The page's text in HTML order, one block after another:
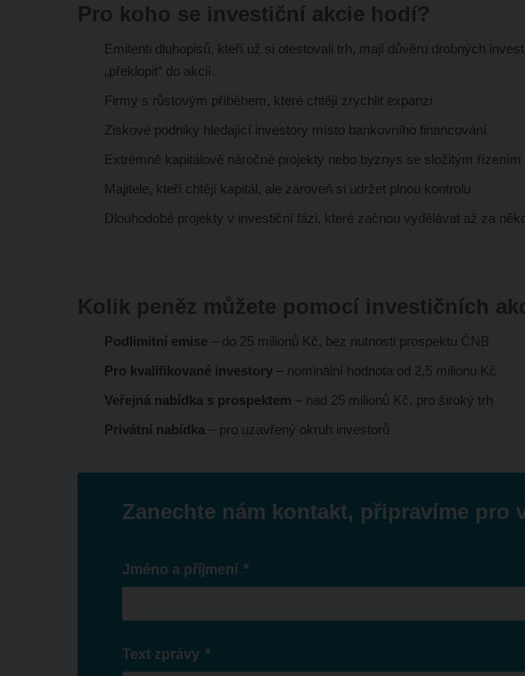
Pro koho se investiční akcie hodí?
Emitenti dluhopisů, kteří už si otestovali trh, mají důvěru drobných
„překlopit“ do akcií.
Firmy s růstovým příběhem, které chtějí zrychlit expanzi
Ziskové podniky hledající investory místo bankovního financování
Extrémně kapitálově náročné projekty nebo byznys se složitým řízením
Majitele, kteří chtějí kapitál, ale zároveň si udržet plnou kontrolu
Dlouhodobé projekty v investiční fázi, které začnou vydělávat až za
Kolik peněz můžete pomocí investičních
Podlimitní emise – do 25 milionů Kč, bez nutnosti prospektu ČNB
Pro kvalifikované investory – nominální hodnota od 2,5 milionu Kč
Veřejná nabídka s prospektem – nad 25 milionů Kč, pro široký trh
Privátní nabídka – pro uzavřený okruh investorů
Zanechte nám kontakt, připravíme pro
Jméno a příjmení *
Text zprávy *